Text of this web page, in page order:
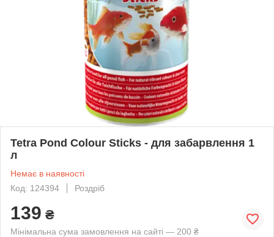
Tetra Pond Colour Sticks - для забарвлення 1
л
Немає в наявності
Код: 124394
Роздріб
139 ₴
Мінімальна сума замовлення на сайті — 200 ₴